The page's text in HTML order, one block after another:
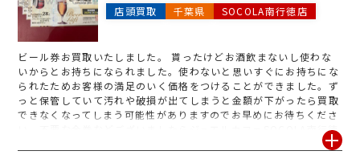
店頭買取 千葉県 SOCOLA南行徳店
ビール券お買取いたしました。 貰ったけどお酒飲まないし使わな
いからとお持ちになられました。使わないと思いすぐにお持ちにな
られたためお客様の満足のいく価格をつけることができました。ず
っと保管していて汚れや破損が出てしまうと金額が下がったら買取
できなくなってしまう可能性がありますのでお早めにお待ちくださ
い。不要な金券などございましたらジュエルカフェSOCOLA南行徳